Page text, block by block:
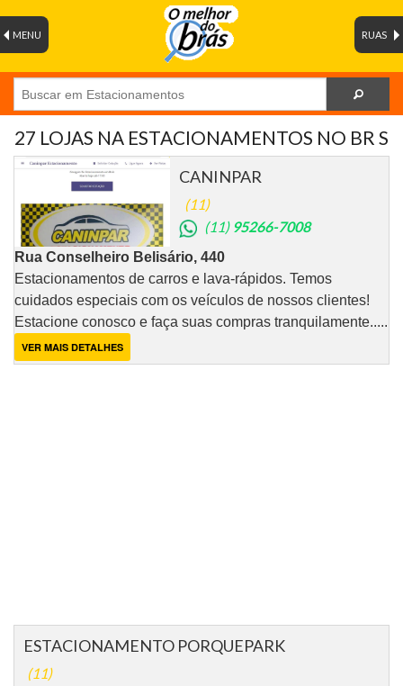
RUAS
MENU
27 LOJAS NA ESTACIONAMENTOS NO BR S
CANINPAR
(11)
(11) 95266-7008
Rua Conselheiro Belisário, 440
Estacionamentos de carros e lava-rápidos. Temos
cuidados especiais com os veículos de nossos clientes!
Estacione conosco e faça suas compras tranquilamente.....
VER MAIS DETALHES
ESTACIONAMENTO PORQUEPARK
(11)